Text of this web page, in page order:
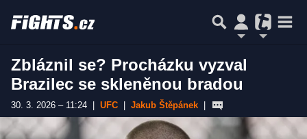
Zbláznil se? Procházku vyzval
Brazilec se skleněnou bradou
30. 3. 2026 – 11:24 UFC Jakub Štěpánek